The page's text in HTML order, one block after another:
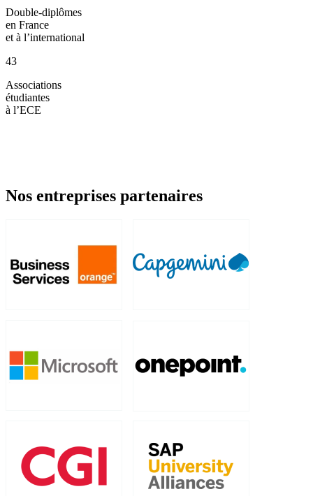
Double-diplômes
en France
et à l’international
43
Associations
étudiantes
à l’ECE
Nos entreprises partenaires